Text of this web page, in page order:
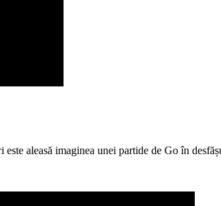
aleasă imaginea unei partide de Go în